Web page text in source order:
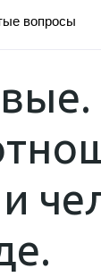
вопросы